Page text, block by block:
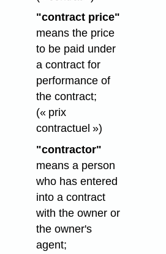
"contract price"
means the price
to be paid under
a contract for
performance of
the contract;
(« prix
contractuel »)
"contractor"
means a person
who has entered
into a contract
with the owner or
the owner's
agent;